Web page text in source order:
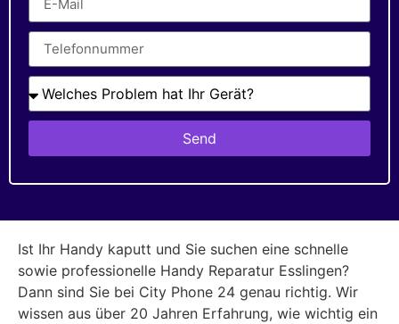
Send
Ist Ihr Handy kaputt und Sie suchen eine schnelle
sowie professionelle Handy Reparatur Esslingen?
Dann sind Sie bei City Phone 24 genau richtig. Wir
wissen aus über 20 Jahren Erfahrung, wie wichtig ein